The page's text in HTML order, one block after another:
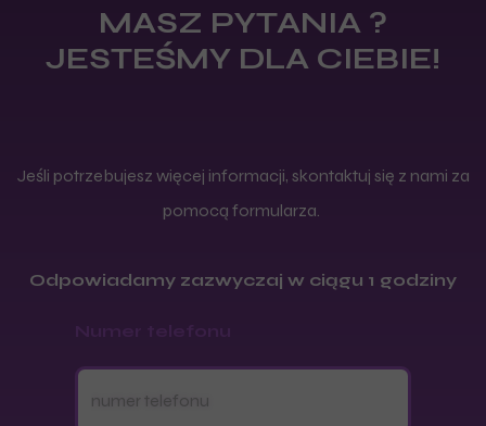
MASZ PYTANIA ?
JESTEŚMY DLA CIEBIE!
Jeśli potrzebujesz więcej informacji, skontaktuj się z nami za
pomocą formularza.
Odpowiadamy zazwyczaj w ciągu 1 godziny